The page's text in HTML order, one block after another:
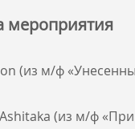
мероприятия
(из м/ф
(из м/ф